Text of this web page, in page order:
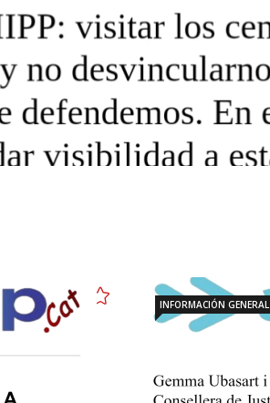
INFORMACIÓN GENERAL